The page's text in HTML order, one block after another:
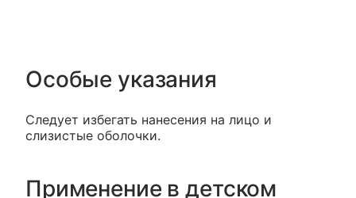
Особые указания
Следует избегать нанесения на лицо и
слизистые оболочки.
Применение в детском